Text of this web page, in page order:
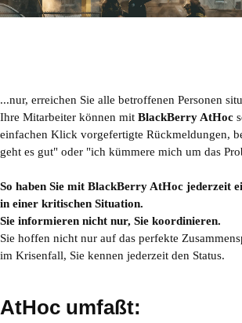
...nur, erreichen Sie alle betroffenen Personen
Ihre Mitarbeiter können mit BlackBerry AtHoc
einfachen Klick vorgefertigte Rückmeldungen,
geht es gut" oder "ich kümmere mich um das
So haben Sie mit BlackBerry AtHoc jederzeit
in einer kritischen Situation.
Sie informieren nicht nur, Sie koordinieren.
Sie hoffen nicht nur auf das perfekte
im Krisenfall, Sie kennen jederzeit den Status.
AtHoc umfaßt: